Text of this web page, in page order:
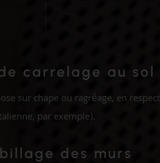
carrelage au sol
sur chape ou ragréage, en
par exemple).
des murs